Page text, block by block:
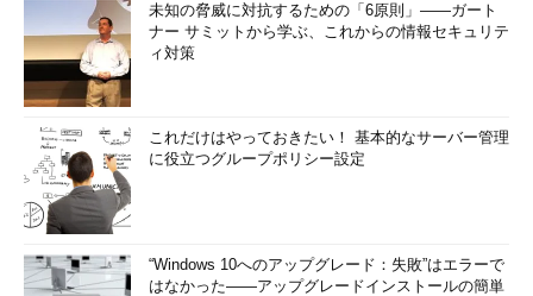
未知の脅威に対抗するための「6原則」――ガート
ナー サミットから学ぶ、これからの情報セキュリテ
ィ対策
これだけはやっておきたい！ 基本的なサーバー管理
に役立つグループポリシー設定
“Windows 10へのアップグレード：失敗”はエラーで
はなかった――アップグレードインストールの簡単